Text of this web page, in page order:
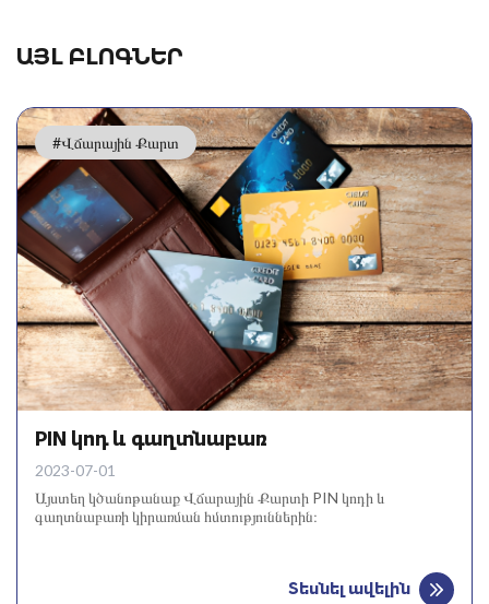
ԱՅԼ ԲԼՈԳՆԵՐ
#Վճարային Քարտ
PIN կոդ և գաղտնաբառ
2023-07-01
Այստեղ կծանոթանաք Վճարային Քարտի PIN կոդի և
գաղտնաբառի կիրառման հմտություններին։
Տեսնել ավելին